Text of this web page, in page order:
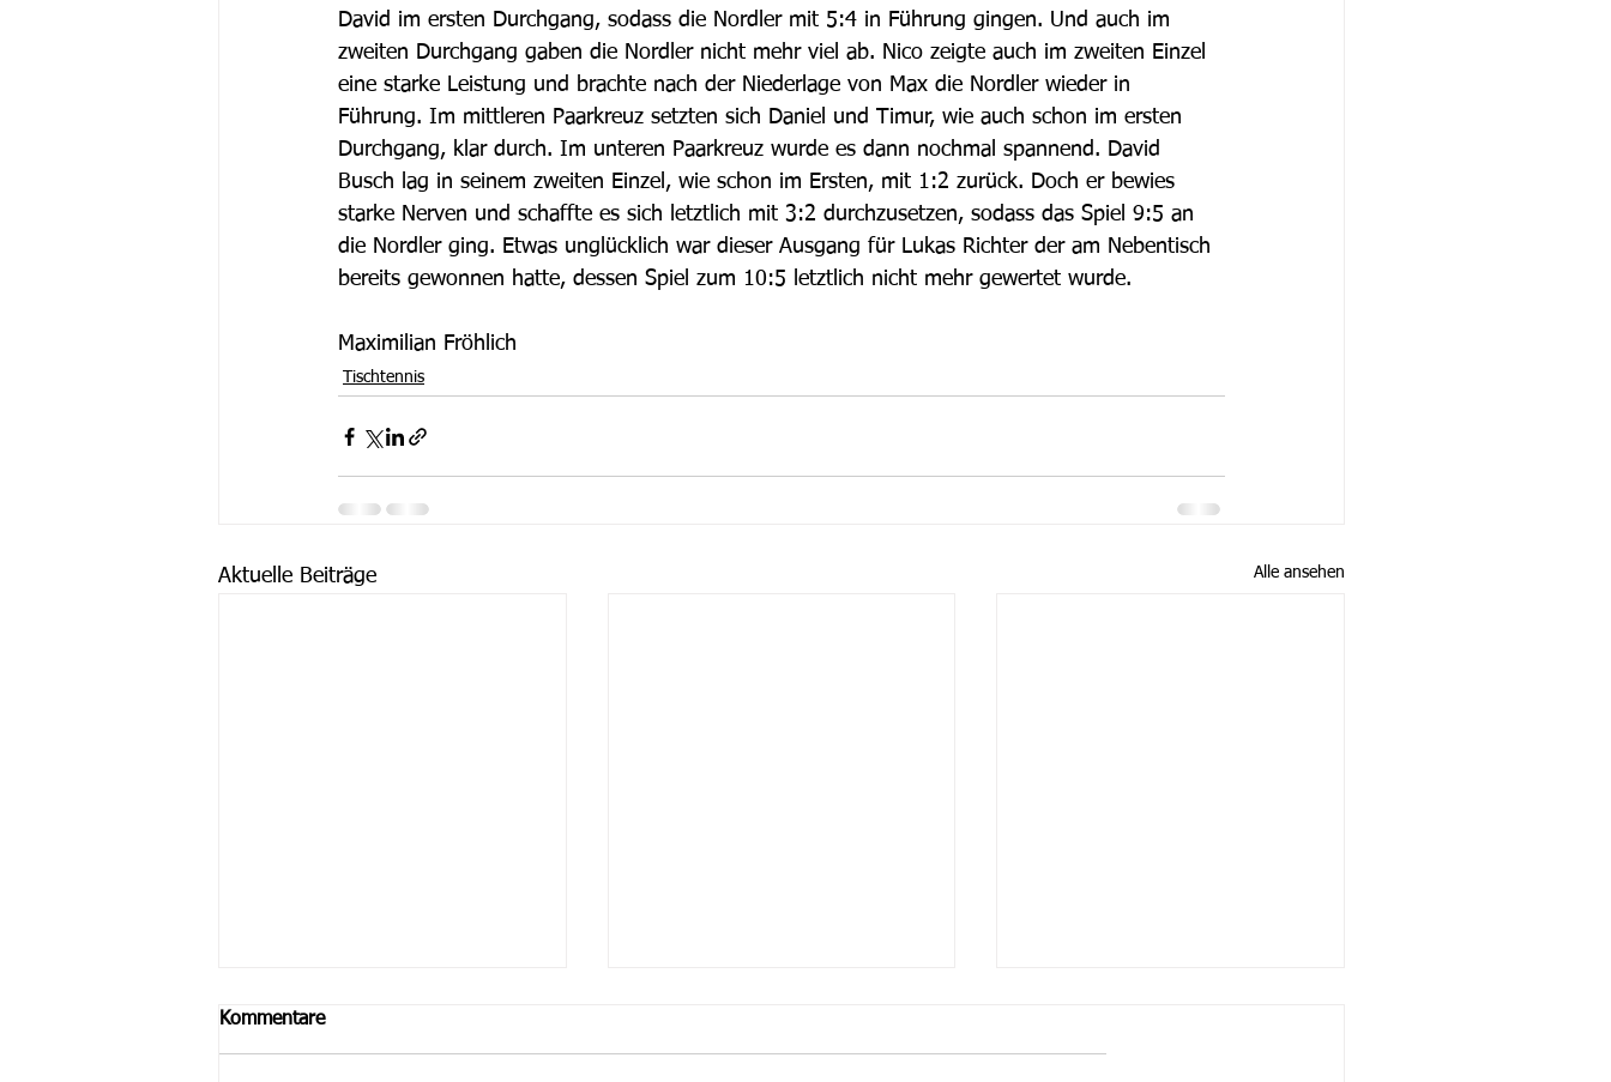
David im ersten Durchgang, sodass die Nordler mit 5:4 in Führung gingen. Und auch im
zweiten Durchgang gaben die Nordler nicht mehr viel ab. Nico zeigte auch im zweiten Einzel
eine starke Leistung und brachte nach der Niederlage von Max die Nordler wieder in
Führung. Im mittleren Paarkreuz setzten sich Daniel und Timur, wie auch schon im ersten
Durchgang, klar durch. Im unteren Paarkreuz wurde es dann nochmal spannend. David
Busch lag in seinem zweiten Einzel, wie schon im Ersten, mit 1:2 zurück. Doch er bewies
starke Nerven und schaffte es sich letztlich mit 3:2 durchzusetzen, sodass das Spiel 9:5 an
die Nordler ging. Etwas unglücklich war dieser Ausgang für Lukas Richter der am Nebentisch
bereits gewonnen hatte, dessen Spiel zum 10:5 letztlich nicht mehr gewertet wurde.
Maximilian Fröhlich
Tischtennis
Aktuelle Beiträge Alle ansehen
Kommentare